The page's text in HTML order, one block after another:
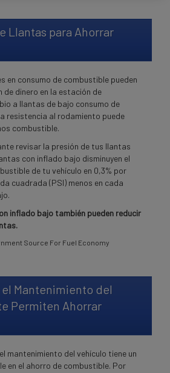
Llantas para Ahorrar
en consumo de combustible pueden
dinero en la estación de
a llantas de bajo consumo de
resistencia al rodamiento puede
combustible.
revisar la presión de tus llantas
con inflado bajo disminuyen el
de tu vehículo en 0,3% por
cuadrada (PSI) menos en cada
inflado bajo también pueden reducir
Source For Fuel Economy
el Mantenimiento del
Permiten Ahorrar
mantenimiento del vehículo tiene un
en el ahorro de combustible. Por